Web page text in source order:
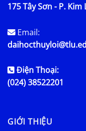
175 Tây Sơn - P. Kim
Email:
Điện Thoại:
(024) 38522201
GIỚI THIỆU